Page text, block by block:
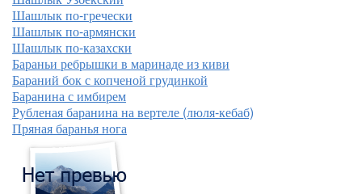
Шашлык по-гречески
Шашлык по-армянски
Шашлык по-казахски
Бараньи ребрышки в маринаде из киви
Бараний бок с копченой грудинкой
Баранина с имбирем
Рубленая баранина на вертеле (люля-кебаб)
Пряная баранья нога